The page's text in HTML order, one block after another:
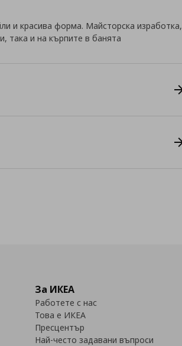
и красива форма. Майсторска изработка,
така и на кърпите в банята
За ИКЕА
Работете с нас
Това е ИКЕА
Пресцентър
Най-често задавани въпроси